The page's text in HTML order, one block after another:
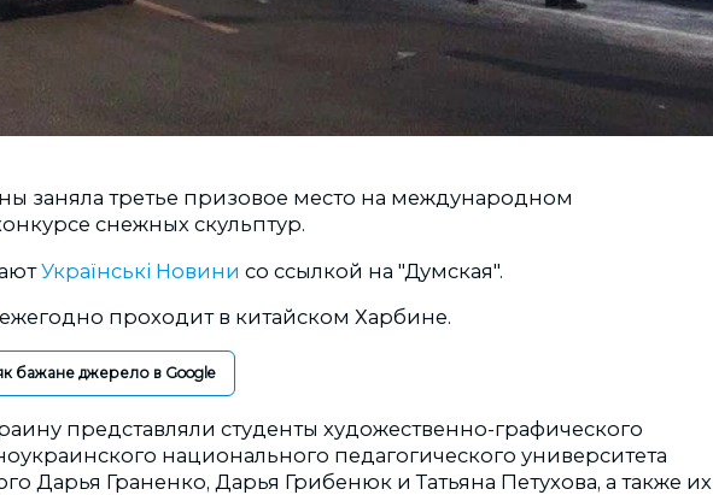
заняла третье призовое место на международном
снежных скульптур.
Українські Новини со ссылкой на "Думская".
проходит в китайском Харбине.
бажане джерело в Google
представляли студенты художественно-графического
национального педагогического университета
Дарья Граненко, Дарья Грибенюк и Татьяна Петухова, а также их